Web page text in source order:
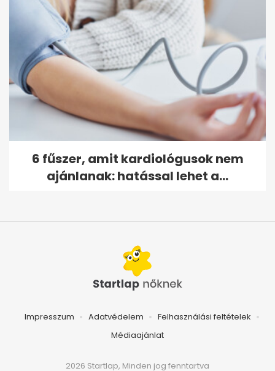
6 fűszer, amit kardiológusok nem
ajánlanak: hatással lehet a...
Impresszum Adatvédelem
Felhasználási feltételek
Médiaajánlat
2026 Startlap, Minden jog fenntartva